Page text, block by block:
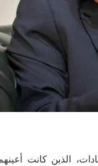
الذين كانت